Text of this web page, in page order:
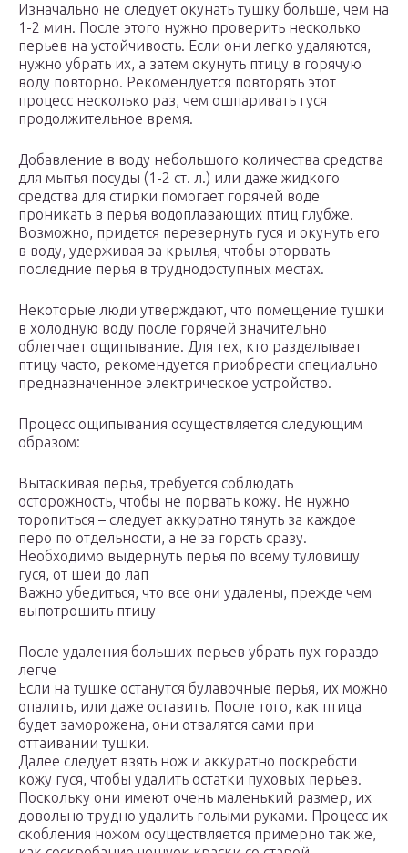
Изначально не следует окунать тушку больше, чем на
1-2 мин. После этого нужно проверить несколько
перьев на устойчивость. Если они легко удаляются,
нужно убрать их, а затем окунуть птицу в горячую
воду повторно. Рекомендуется повторять этот
процесс несколько раз, чем ошпаривать гуся
продолжительное время.
Добавление в воду небольшого количества средства
для мытья посуды (1-2 ст. л.) или даже жидкого
средства для стирки помогает горячей воде
проникать в перья водоплавающих птиц глубже.
Возможно, придется перевернуть гуся и окунуть его
в воду, удерживая за крылья, чтобы оторвать
последние перья в труднодоступных местах.
Некоторые люди утверждают, что помещение тушки
в холодную воду после горячей значительно
облегчает ощипывание. Для тех, кто разделывает
птицу часто, рекомендуется приобрести специально
предназначенное электрическое устройство.
Процесс ощипывания осуществляется следующим
образом:
Вытаскивая перья, требуется соблюдать
осторожность, чтобы не порвать кожу. Не нужно
торопиться – следует аккуратно тянуть за каждое
перо по отдельности, а не за горсть сразу.
Необходимо выдернуть перья по всему туловищу
гуся, от шеи до лап
Важно убедиться, что все они удалены, прежде чем
выпотрошить птицу
После удаления больших перьев убрать пух гораздо
легче
Если на тушке останутся булавочные перья, их можно
опалить, или даже оставить. После того, как птица
будет заморожена, они отвалятся сами при
оттаивании тушки.
Далее следует взять нож и аккуратно поскребсти
кожу гуся, чтобы удалить остатки пуховых перьев.
Поскольку они имеют очень маленький размер, их
довольно трудно удалить голыми руками. Процесс их
скобления ножом осуществляется примерно так же,